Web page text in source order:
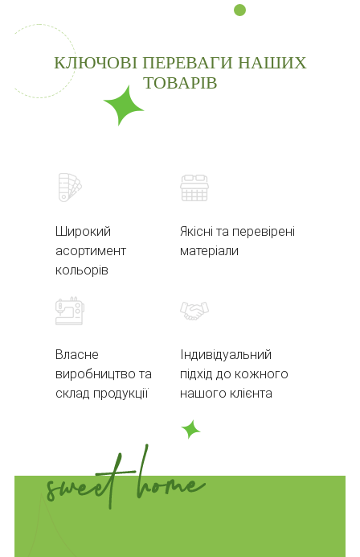
КЛЮЧОВІ ПЕРЕВАГИ НАШИХ
ТОВАРІВ
Широкий
асортимент
кольорів
Якісні та перевірені
матеріали
Власне
виробництво та
склад продукції
Індивідуальний
підхід до кожного
нашого клієнта